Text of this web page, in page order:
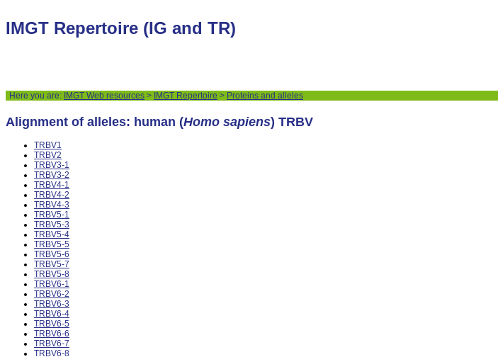
IMGT Repertoire (IG and TR)
Here you are: IMGT Web resources > IMGT Repertoire > Proteins and alleles
Alignment of alleles: human (Homo sapiens) TRBV
TRBV1
TRBV2
TRBV3-1
TRBV3-2
TRBV4-1
TRBV4-2
TRBV4-3
TRBV5-1
TRBV5-3
TRBV5-4
TRBV5-5
TRBV5-6
TRBV5-7
TRBV5-8
TRBV6-1
TRBV6-2
TRBV6-3
TRBV6-4
TRBV6-5
TRBV6-6
TRBV6-7
TRBV6-8